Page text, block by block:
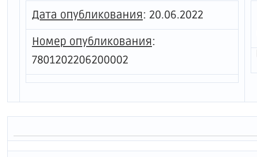
Дата опубликования: 20.06.2022
Номер опубликования:
7801202206200002